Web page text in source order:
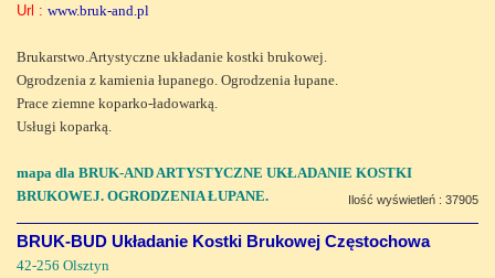
Url : www.bruk-and.pl
Brukarstwo.Artystyczne układanie kostki brukowej.
Ogrodzenia z kamienia łupanego. Ogrodzenia łupane.
Prace ziemne koparko-ładowarką.
Usługi koparką.
mapa dla BRUK-AND ARTYSTYCZNE UKŁADANIE KOSTKI
BRUKOWEJ. OGRODZENIA ŁUPANE.
Ilość wyświetleń : 37905
BRUK-BUD Układanie Kostki Brukowej Częstochowa
42-256 Olsztyn